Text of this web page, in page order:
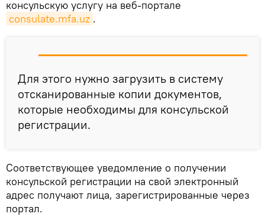
консульскую услугу на веб-портале
consulate.mfa.uz .
Для этого нужно загрузить в систему
отсканированные копии документов,
которые необходимы для консульской
регистрации.
Соответствующее уведомление о получении
консульской регистрации на свой электронный
адрес получают лица, зарегистрированные через
портал.